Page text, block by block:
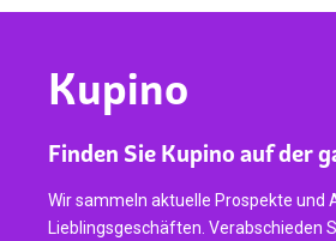
Kupino
Finden Sie Kupino auf der
Wir sammeln aktuelle Prospekte und
Lieblingsgeschäften. Verabschieden